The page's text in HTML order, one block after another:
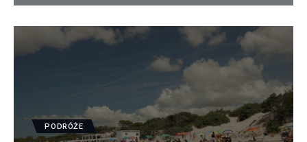
PODRÓŻE